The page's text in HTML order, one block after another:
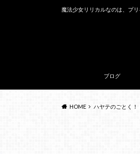
魔法少女リリカルなのは、プ
ブログ
HOME ハヤテのごとく！